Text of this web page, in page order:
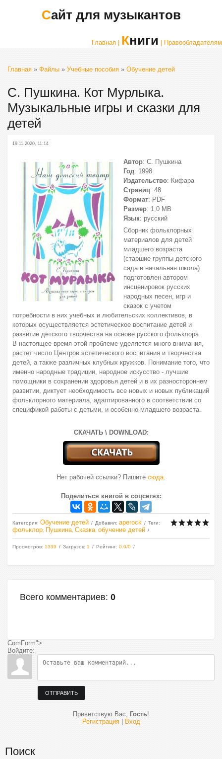
Сайт для музыкантов
Главная | Книги | Правообладателям
Главная » Файлы » Учебные пособия » Обучение детей
С. Пушкина. Кот Мурлыка.
Музыкальные игры и сказки для
детей
19.11.2020, 11:14
Автор: С. Пушкина
Год: 1998
Издательство: Кифара
Страниц: 48
Формат: PDF
Размер: 1,0 МВ
Язык: русский
Сборник фольклорных
материалов для детей
младшего возраста
(старшие группы детского
сада и начальная школа)
подготовлен автором
инсценировок русских
народных песен, игр и
сказок с учетом
потребности в них учебных и любительских коллективов, в
которых осуществляется эстетическое воспитание детей и
развитие детского творчества на основе русского фольклора.
В настоящее время этой проблеме уделяется много внимания,
растет число Центров эстетического воспитания и творчества
детей, а также различных клубных кружков. Понимание того, что
именно народные традиции, народное искусство - лучшие
помощники в сохранении здоровья детей и в их разностороннем
развитии, диктует необходимость все новых и новых публикаций
фольклорного материала, адаптированного в соответствии со
спецификой работы с детьми, и особенно младшего возраста.
СКАЧАТЬ \ DOWNLOAD:
Нет рабочей ссылки? Пишите сюда.
Поделиться книгой в соцсетях:
Категория: Обучение детей Добавил: aperock Теги:
фольклор Пушкина Сказка обучение детей
Просмотров: 1339 Загрузок: 1 Рейтинг: 0.0/0
Всего комментариев: 0
ComForm">
Войдите:
ОТПРАВИТЬ
Приветствую Вас, Гость!
Регистрация| Вход
Поиск